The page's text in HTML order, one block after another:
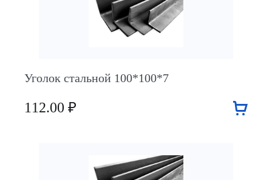
Уголок стальной 100*100*7
112.00 ₽